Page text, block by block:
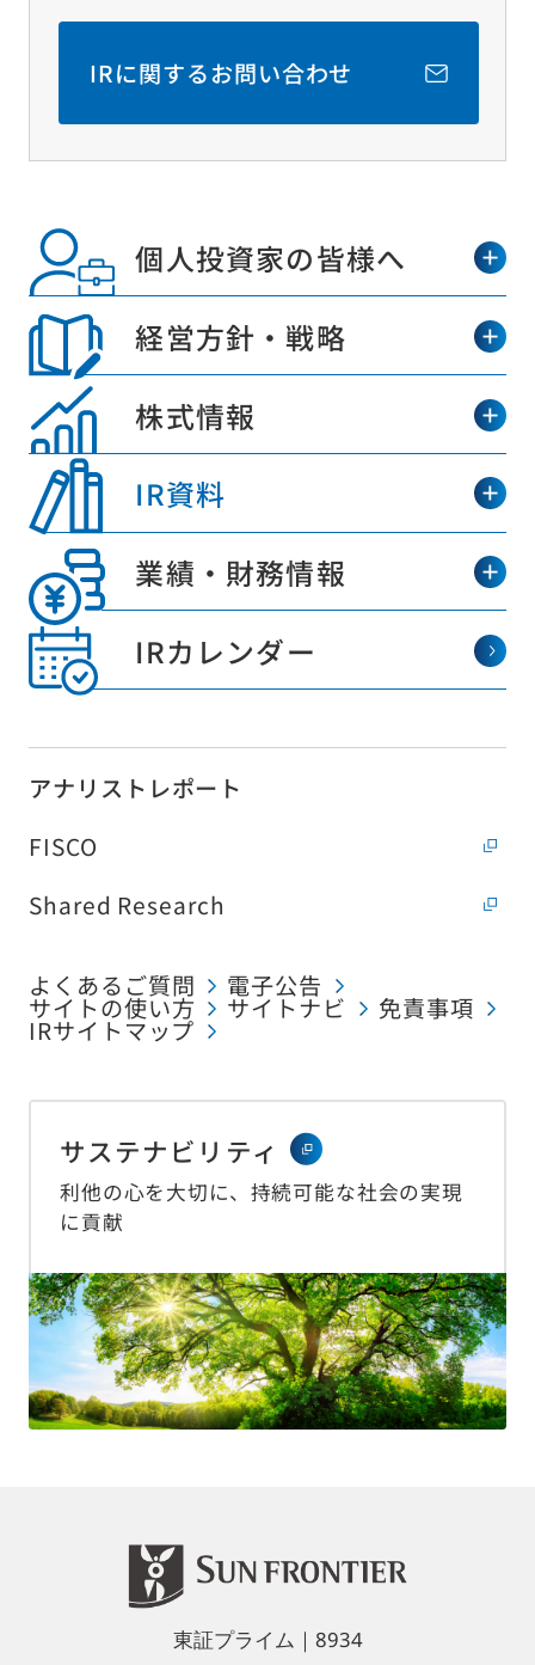
IRに関するお問い合わせ
個人投資家の皆様へ
経営方針・戦略
株式情報
IR資料
業績・財務情報
IRカレンダー
アナリストレポート
FISCO
Shared Research
よくあるご質問 電子公告
サイトの使い方 サイトナビ 免責事項
IRサイトマップ
サステナビリティ
利他の心を大切に、持続可能な社会の実現
に貢献
東証プライム｜8934